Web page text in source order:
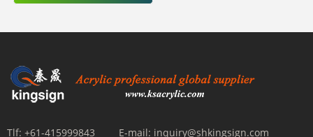
Tlf: +61-415999843 E-mail: inquiry@shkingsign.com